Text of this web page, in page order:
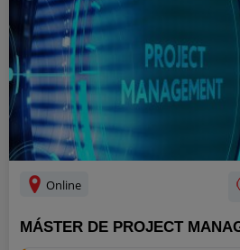
Online
MÁSTER DE PROJECT